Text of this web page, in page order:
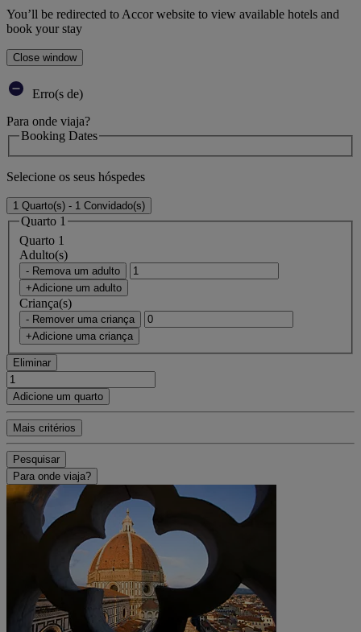
You’ll be redirected to Accor website to view available hotels and
book your stay
Close window
Erro(s de)
Para onde viaja?
Booking Dates
Selecione os seus hóspedes
1 Quarto(s) - 1 Convidado(s)
Quarto 1
Quarto 1
Adulto(s)
- Remova um adulto
+Adicione um adulto
Criança(s)
- Remover uma criança
+Adicione uma criança
Eliminar
Adicione um quarto
Mais critérios
Pesquisar
Para onde viaja?